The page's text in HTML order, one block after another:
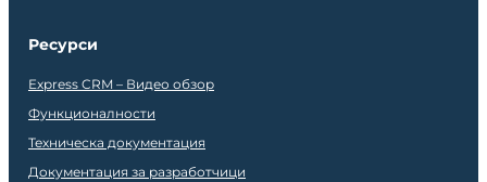
Ресурси
Express CRM – Видео обзор
Функционалности
Техническа документация
Документация за разработчици